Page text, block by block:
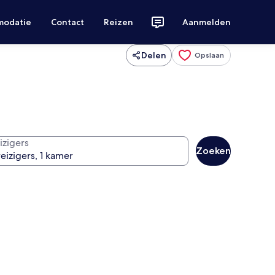
Contact Reizen Aanmelden
Delen Opslaan
Zoeken